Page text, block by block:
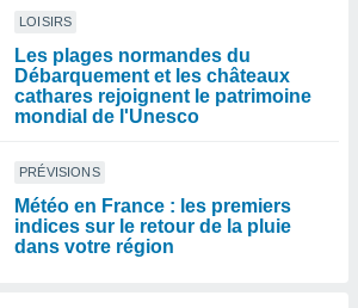
LOISIRS
Les plages normandes du
Débarquement et les châteaux
cathares rejoignent le patrimoine
mondial de l'Unesco
PRÉVISIONS
Météo en France : les premiers
indices sur le retour de la pluie
dans votre région